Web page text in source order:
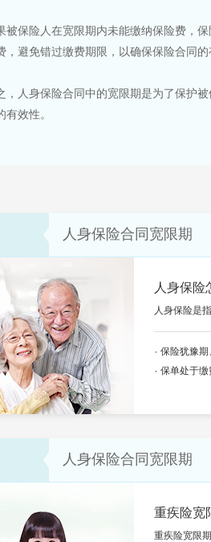
被保险人在宽限期内未能缴纳保险费，
，避免错过缴费期限，以确保保险合同的
，人身保险合同中的宽限期是为了保护
有效性。
人身保险合同宽限期
人身保险
人身保险是
保险犹豫
保单处于缴
人身保险合同宽限期
重疾险宽
重疾险宽限